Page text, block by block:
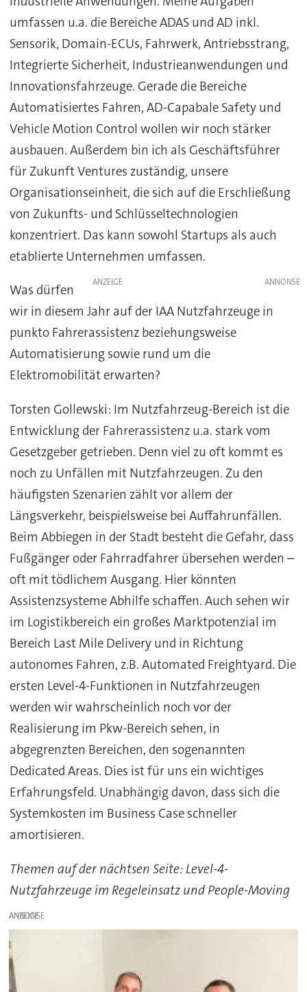
umfassen u.a. die Bereiche ADAS und AD inkl.
Sensorik, Domain-ECUs, Fahrwerk, Antriebsstrang,
Integrierte Sicherheit, Industrieanwendungen und
Innovationsfahrzeuge. Gerade die Bereiche
Automatisiertes Fahren, AD-Capabale Safety und
Vehicle Motion Control wollen wir noch stärker
ausbauen. Außerdem bin ich als Geschäftsführer
für Zukunft Ventures zuständig, unsere
Organisationseinheit, die sich auf die Erschließung
von Zukunfts- und Schlüsseltechnologien
konzentriert. Das kann sowohl Startups als auch
etablierte Unternehmen umfassen.
ANZEIGE
Was dürfen
wir in diesem Jahr auf der IAA Nutzfahrzeuge in
punkto Fahrerassistenz beziehungsweise
Automatisierung sowie rund um die
Elektromobilität erwarten?
Torsten Gollewski: Im Nutzfahrzeug-Bereich ist die
Entwicklung der Fahrerassistenz u.a. stark vom
Gesetzgeber getrieben. Denn viel zu oft kommt es
noch zu Unfällen mit Nutzfahrzeugen. Zu den
häufigsten Szenarien zählt vor allem der
Längsverkehr, beispielsweise bei Auffahrunfällen.
Beim Abbiegen in der Stadt besteht die Gefahr, dass
Fußgänger oder Fahrradfahrer übersehen werden –
oft mit tödlichem Ausgang. Hier könnten
Assistenzsysteme Abhilfe schaffen. Auch sehen wir
im Logistikbereich ein großes Marktpotenzial im
Bereich Last Mile Delivery und in Richtung
autonomes Fahren, z.B. Automated Freightyard. Die
ersten Level-4-Funktionen in Nutzfahrzeugen
werden wir wahrscheinlich noch vor der
Realisierung im Pkw-Bereich sehen, in
abgegrenzten Bereichen, den sogenannten
Dedicated Areas. Dies ist für uns ein wichtiges
Erfahrungsfeld. Unabhängig davon, dass sich die
Systemkosten im Business Case schneller
amortisieren.
Themen auf der nächtsen Seite: Level-4-
Nutzfahrzeuge im Regeleinsatz und People-Moving
ANZEIGE